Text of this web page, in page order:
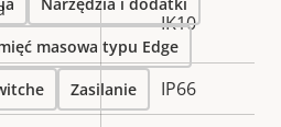
IK10
IP66
masowa typu Edge
Zasilanie